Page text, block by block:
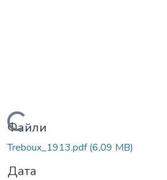
Вантажиться...
Файли
Treboux_1913.pdf(6,09 MB)
Дата